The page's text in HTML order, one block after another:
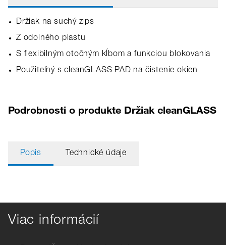
Držiak na suchý zips
Z odolného plastu
S flexibilným otočným kĺbom a funkciou blokovania
Použiteľný s cleanGLASS PAD na čistenie okien
Podrobnosti o produkte Držiak cleanGLASS
Popis Technické údaje
Viac informácií